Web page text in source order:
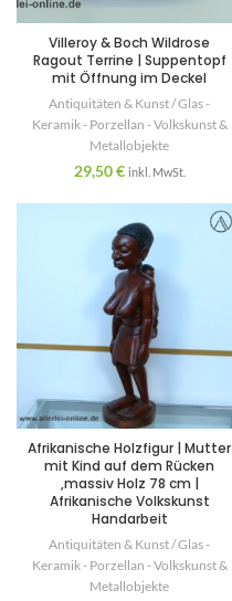
Villeroy & Boch Wildrose
Ragout Terrine | Suppentopf
mit Öffnung im Deckel
Antiquitäten & Kunst / Glas -
Keramik - Porzellan - Volkskunst &
Metallobjekte
29,50€ inkl. MwSt.
Afrikanische Holzfigur | Mutter
mit Kind auf dem Rücken
,massiv Holz 78 cm |
Afrikanische Volkskunst
Handarbeit
Antiquitäten & Kunst / Glas -
Keramik - Porzellan - Volkskunst &
Metallobjekte